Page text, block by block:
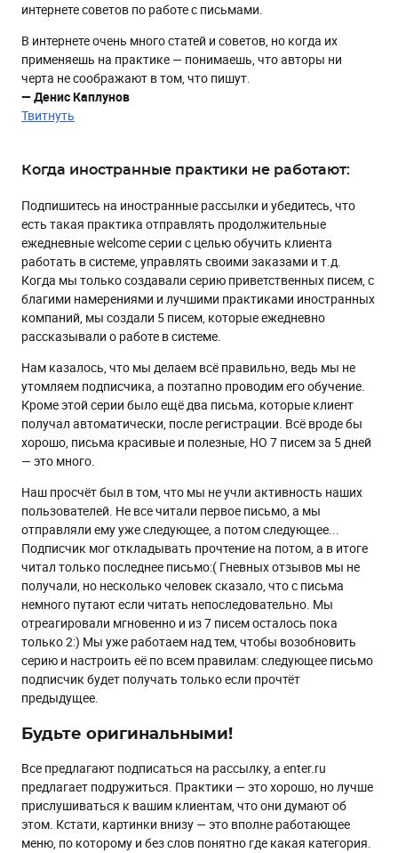
интернете советов по работе с письмами.
В интернете очень много статей и советов, но когда их
применяешь на практике — понимаешь, что авторы ни
черта не соображают в том, что пишут.
— Денис Каплунов
Твитнуть
Когда иностранные практики не работают:
Подпишитесь на иностранные рассылки и убедитесь, что
есть такая практика отправлять продолжительные
ежедневные welcome серии с целью обучить клиента
работать в системе, управлять своими заказами и т.д.
Когда мы только создавали серию приветственных писем, с
благими намерениями и лучшими практиками иностранных
компаний, мы создали 5 писем, которые ежедневно
рассказывали о работе в системе.
Нам казалось, что мы делаем всё правильно, ведь мы не
утомляем подписчика, а поэтапно проводим его обучение.
Кроме этой серии было ещё два письма, которые клиент
получал автоматически, после регистрации. Всё вроде бы
хорошо, письма красивые и полезные, НО 7 писем за 5 дней
— это много.
Наш просчёт был в том, что мы не учли активность наших
пользователей. Не все читали первое письмо, а мы
отправляли ему уже следующее, а потом следующее...
Подписчик мог откладывать прочтение на потом, а в итоге
читал только последнее письмо:( Гневных отзывов мы не
получали, но несколько человек сказало, что с письма
немного путают если читать непоследовательно. Мы
отреагировали мгновенно и из 7 писем осталось пока
только 2:) Мы уже работаем над тем, чтобы возобновить
серию и настроить её по всем правилам: следующее письмо
подписчик будет получать только если прочтёт
предыдущее.
Будьте оригинальными!
Все предлагают подписаться на рассылку, а enter.ru
предлагает подружиться. Практики — это хорошо, но лучше
прислушиваться к вашим клиентам, что они думают об
этом. Кстати, картинки внизу — это вполне работающее
меню, по которому и без слов понятно где какая категория.